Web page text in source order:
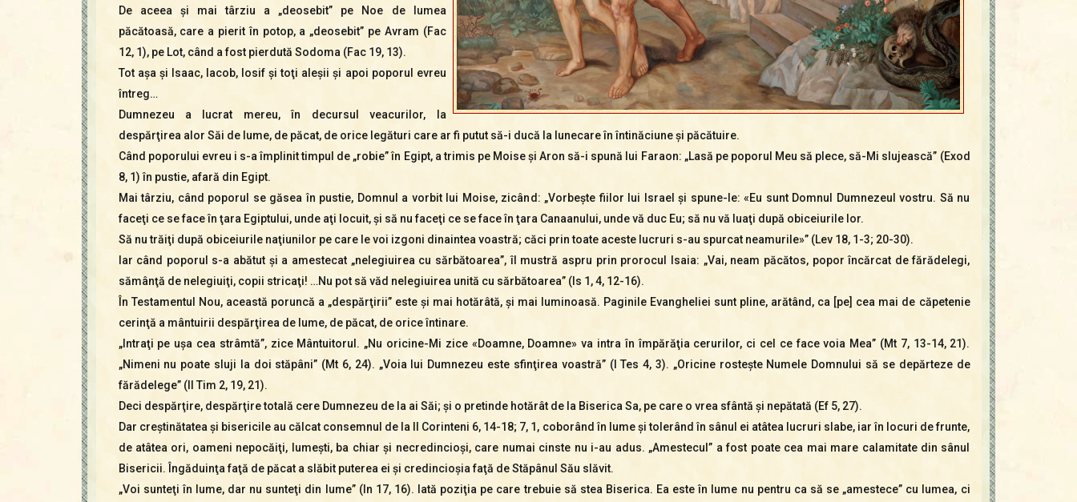
De aceea şi mai târziu a „deosebit” pe Noe de lumea
păcătoasă, care a pierit în potop, a „deosebit” pe Avram (Fac
12, 1), pe Lot, când a fost pierdută Sodoma (Fac 19, 13).
Tot aşa şi Isaac, Iacob, Iosif şi toţi aleşii şi apoi poporul evreu
întreg…
Dumnezeu a lucrat mereu, în decursul veacurilor, la
despărţirea alor Săi de lume, de păcat, de orice legături care ar fi putut să-i ducă la lunecare în întinăciune şi păcătuire.
Când poporului evreu i s-a împlinit timpul de „robie” în Egipt, a trimis pe Moise şi Aron să-i spună lui Faraon: „Lasă pe poporul Meu să plece, să-Mi slujească” (Exod
8, 1) în pustie, afară din Egipt.
Mai târziu, când poporul se găsea în pustie, Domnul a vorbit lui Moise, zicând: „Vorbeşte fiilor lui Israel şi spune-le: «Eu sunt Domnul Dumnezeul vostru. Să nu
faceţi ce se face în ţara Egiptului, unde aţi locuit, şi să nu faceţi ce se face în ţara Canaanului, unde vă duc Eu; să nu vă luaţi după obiceiurile lor.
Să nu trăiţi după obiceiurile naţiunilor pe care le voi izgoni dinaintea voastră; căci prin toate aceste lucruri s-au spurcat neamurile»” (Lev 18, 1-3; 20-30).
Iar când poporul s-a abătut şi a amestecat „nelegiuirea cu sărbătoarea”, îl mustră aspru prin prorocul Isaia: „Vai, neam păcătos, popor încărcat de fărădelegi,
sămânţă de nelegiuiţi, copii stricaţi! …Nu pot să văd nelegiuirea unită cu sărbătoarea” (Is 1, 4, 12-16).
În Testamentul Nou, această poruncă a „despărţirii” este şi mai hotărâtă, şi mai luminoasă. Paginile Evangheliei sunt pline, arătând, ca [pe] cea mai de căpetenie
cerinţă a mântuirii despărţirea de lume, de păcat, de orice întinare.
„Intraţi pe uşa cea strâmtă”, zice Mântuitorul. „Nu oricine-Mi zice «Doamne, Doamne» va intra în împărăţia cerurilor, ci cel ce face voia Mea” (Mt 7, 13-14, 21).
„Nimeni nu poate sluji la doi stăpâni” (Mt 6, 24). „Voia lui Dumnezeu este sfinţirea voastră” (I Tes 4, 3). „Oricine rosteşte Numele Domnului să se depărteze de
fărădelege” (II Tim 2, 19, 21).
Deci despărţire, despărţire totală cere Dumnezeu de la ai Săi; şi o pretinde hotărât de la Biserica Sa, pe care o vrea sfântă şi nepătată (Ef 5, 27).
Dar creştinătatea şi bisericile au călcat consemnul de la II Corinteni 6, 14-18; 7, 1, coborând în lume şi tolerând în sânul ei atâtea lucruri slabe, iar în locuri de frunte,
de atâtea ori, oameni nepocăiţi, lumeşti, ba chiar şi necredincioşi, care numai cinste nu i-au adus. „Amestecul” a fost poate cea mai mare calamitate din sânul
Bisericii. Îngăduinţa faţă de păcat a slăbit puterea ei şi credincioşia faţă de Stăpânul Său slăvit.
„Voi sunteţi în lume, dar nu sunteţi din lume” (In 17, 16). Iată poziţia pe care trebuie să stea Biserica. Ea este în lume nu pentru ca să se „amestece” cu lumea, ci